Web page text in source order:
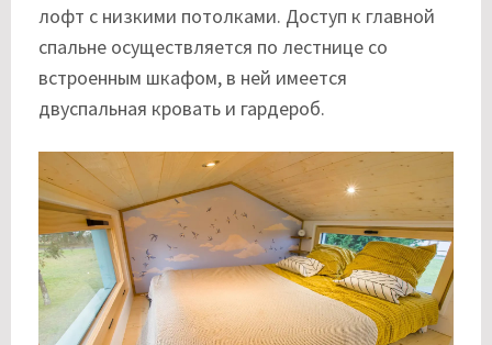
лофт с низкими потолками. Доступ к главной
спальне осуществляется по лестнице со
встроенным шкафом, в ней имеется
двуспальная кровать и гардероб.